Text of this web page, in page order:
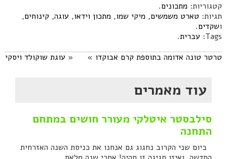
קטגוריות: מתכונים.
תגיות: טארט משמשים, מיקי שמו, מתכון וידאו, עוגה, קינוחים,
ושקדים.
Tags: עברית.
« עוגת שוקולד ויסקי טרטר טונה אדומה בתוספת קרם אבוקדו »
עוד מאמרים
סילבסטר איטלקי מעורר חושים במתחם
התחנה
ביום שני הקרוב נחגוג גם אנחנו את כניסת השנה האזרחית